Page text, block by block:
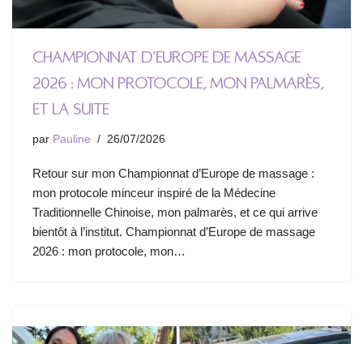
Championnat d’Europe de massage
2026 : mon protocole, mon palmarès,
et la suite
par Pauline 26/07/2026
Retour sur mon Championnat d’Europe de massage :
mon protocole minceur inspiré de la Médecine
Traditionnelle Chinoise, mon palmarès, et ce qui arrive
bientôt à l’institut. Championnat d’Europe de massage
2026 : mon protocole, mon…